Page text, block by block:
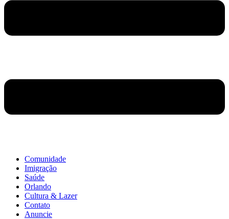
Comunidade
Imigração
Saúde
Orlando
Cultura & Lazer
Contato
Anuncie